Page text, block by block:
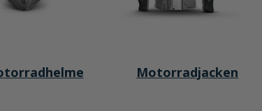
Motorradjacken